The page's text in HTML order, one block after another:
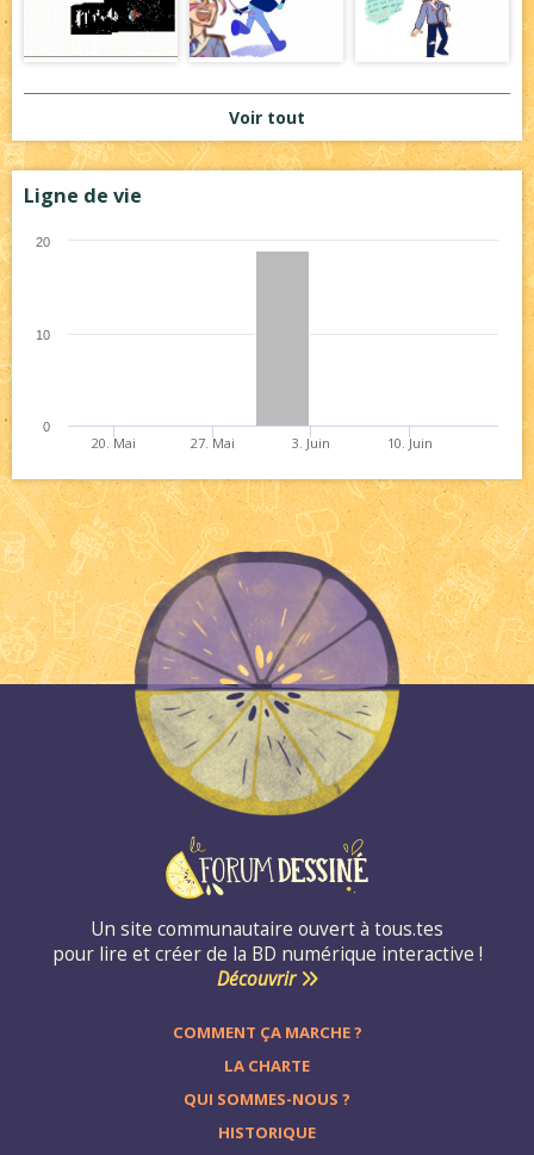
Voir tout
Ligne de vie
20. Mai 27. Mai 3. Juin 10. Juin
0
10
20
Un site communautaire ouvert à tous.tes
pour lire et créer de la BD numérique interactive !
Découvrir
COMMENT ÇA MARCHE ?
LA CHARTE
QUI SOMMES-NOUS ?
HISTORIQUE